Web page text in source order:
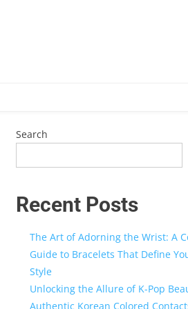
Search
Recent Posts
The Art of Adorning the Wrist: A
Guide to Bracelets That Define
Style
Unlocking the Allure of K-Pop
Authentic Korean Colored